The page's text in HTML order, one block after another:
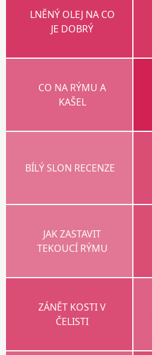
LNĚNÝ OLEJ NA CO
JE DOBRÝ
CO NA RÝMU A
KAŠEL
BÍLÝ SLON RECENZE
JAK ZASTAVIT
TEKOUCÍ RÝMU
ZÁNĚT KOSTI V
ČELISTI